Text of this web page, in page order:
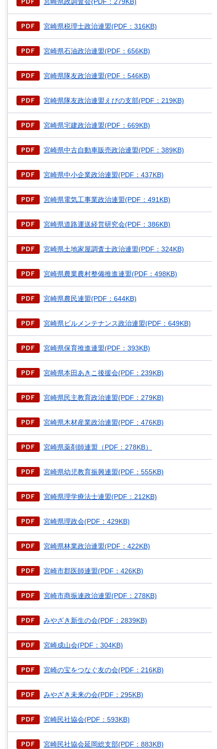
宮崎県税理士政治連盟(PDF：316KB)
宮崎県石油政治連盟(PDF：656KB)
宮崎県隊友政治連盟(PDF：546KB)
宮崎県隊友政治連盟えびの支部(PDF：219KB)
宮崎県宅建政治連盟(PDF：669KB)
宮崎県中古自動車販売政治連盟(PDF：389KB)
宮崎県中小企業政治連盟(PDF：437KB)
宮崎県電気工事業政治連盟(PDF：491KB)
宮崎県道路運送経営研究会(PDF：386KB)
宮崎県土地家屋調査士政治連盟(PDF：324KB)
宮崎県農業農村整備推進連盟(PDF：498KB)
宮崎県農民連盟(PDF：644KB)
宮崎県ビルメンテナンス政治連盟(PDF：649KB)
宮崎県保育推進連盟(PDF：393KB)
宮崎県本田あきこ後援会(PDF：239KB)
宮崎県民主教育政治連盟(PDF：279KB)
宮崎県木材産業政治連盟(PDF：476KB)
宮崎県薬剤師連盟（PDF：278KB）
宮崎県幼児教育振興連盟(PDF：555KB)
宮崎県理学療法士連盟(PDF：212KB)
宮崎県理政会(PDF：429KB)
宮崎県林業政治連盟(PDF：422KB)
宮崎市郡医師連盟(PDF：426KB)
宮崎市商振連政治連盟(PDF：278KB)
みやざき新生の会(PDF：2839KB)
宮崎成山会(PDF：304KB)
宮崎の宝をつなぐ友の会(PDF：216KB)
みやざき未来の会(PDF：295KB)
宮崎民社協会(PDF：593KB)
宮崎民社協会延岡総支部(PDF：883KB)